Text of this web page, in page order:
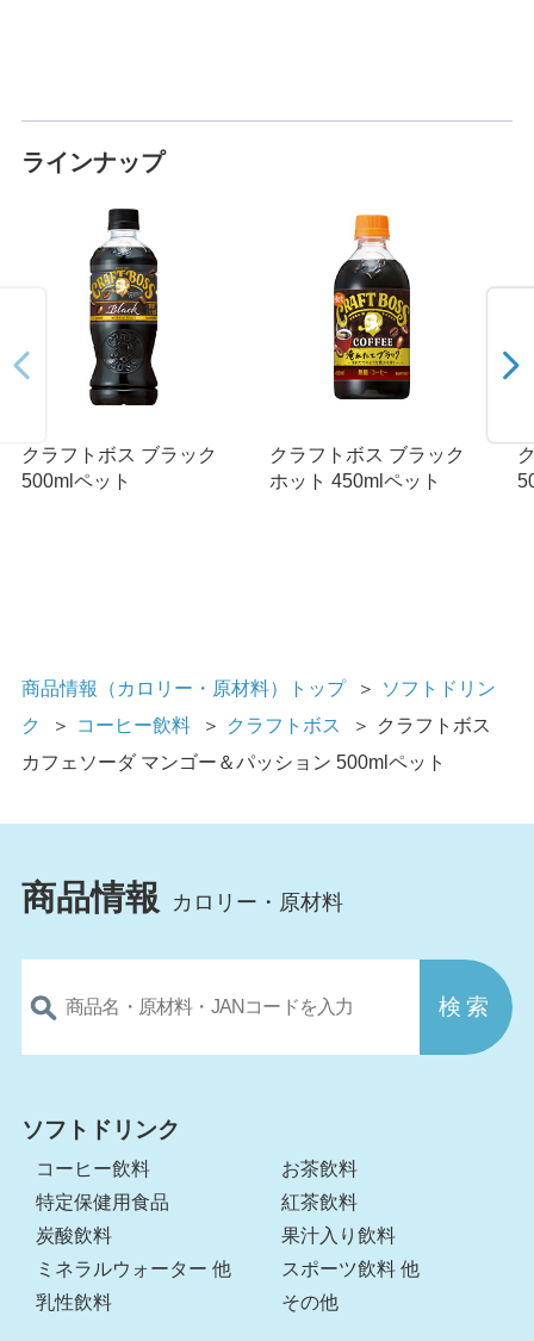
ラインナップ
クラフトボス ブラック
500mlペット
クラフトボス ブラック
ホット 450mlペット
商品情報（カロリー・原材料）トップ ＞
ソフトドリン
ク
＞ コーヒー飲料 ＞ クラフトボス ＞
クラフトボス
カフェソーダ マンゴー＆パッション 500mlペット
商品情報 カロリー・原材料
ソフトドリンク
コーヒー飲料
お茶飲料
特定保健用食品
紅茶飲料
炭酸飲料
果汁入り飲料
ミネラルウォーター 他
スポーツ飲料 他
乳性飲料
その他